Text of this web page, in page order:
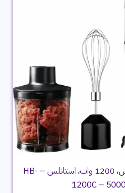
خلاط يدوي كهربائي فريش، 1200 وات، استانلس – HB-
1200C –